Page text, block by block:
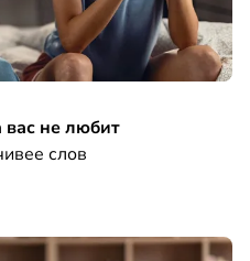
не любит
слов